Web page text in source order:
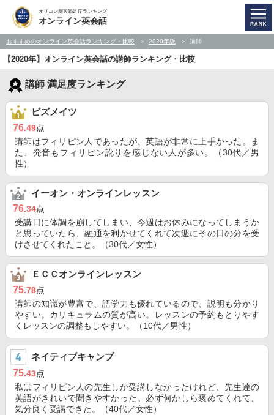
オリコン顧客満足度ランキング
オンライン英会話
おすすめのオンライン英会話ランキング・比較 2020年版 講師
【2020年】オンライン英会話の講師ランキング・比較
講師 満足度ランキング
ビズメイツ
76.49点
講師はフィリピン人であったが、英語が非常に上手かった。ま
た、発音もフィリピン訛りを感じない人が多い。（30代／男
性）
イーオン・オンラインレッスン
76.34点
受講日に体調を崩してしまい、今週はお休みになってしまうか
と思っていたら、融通を利かせてくれて次週にその日の分を受
けさせてくれたこと。（30代／女性）
ＥＣＣオンラインレッスン
75.78点
講師の知識が豊富で、語学力も優れているので、説明も分かり
やすい。カリキュラムの質が高い。レッスンの予約もとりやす
くレッスンの調整もしやすい。（10代／男性）
ネイティブキャンプ
75.43点
私はフィリピン人の先生しか受講しなかったけれど、先生達の
英語がきれいで聞きやすかった。必ず何かしら褒めてくれて、
気分良く受講できた。（40代／女性）